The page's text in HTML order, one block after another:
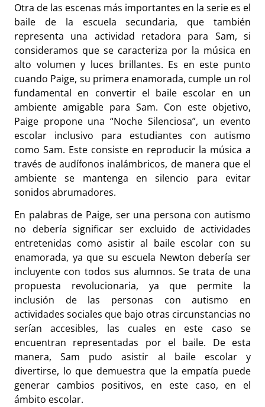
Otra de las escenas más importantes en la serie es el
baile de la escuela secundaria, que también
representa una actividad retadora para Sam, si
consideramos que se caracteriza por la música en
alto volumen y luces brillantes. Es en este punto
cuando Paige, su primera enamorada, cumple un rol
fundamental en convertir el baile escolar en un
ambiente amigable para Sam. Con este objetivo,
Paige propone una “Noche Silenciosa”, un evento
escolar inclusivo para estudiantes con autismo
como Sam. Este consiste en reproducir la música a
través de audífonos inalámbricos, de manera que el
ambiente se mantenga en silencio para evitar
sonidos abrumadores.
En palabras de Paige, ser una persona con autismo
no debería significar ser excluido de actividades
entretenidas como asistir al baile escolar con su
enamorada, ya que su escuela Newton debería ser
incluyente con todos sus alumnos. Se trata de una
propuesta revolucionaria, ya que permite la
inclusión de las personas con autismo en
actividades sociales que bajo otras circunstancias no
serían accesibles, las cuales en este caso se
encuentran representadas por el baile. De esta
manera, Sam pudo asistir al baile escolar y
divertirse, lo que demuestra que la empatía puede
generar cambios positivos, en este caso, en el
ámbito escolar.